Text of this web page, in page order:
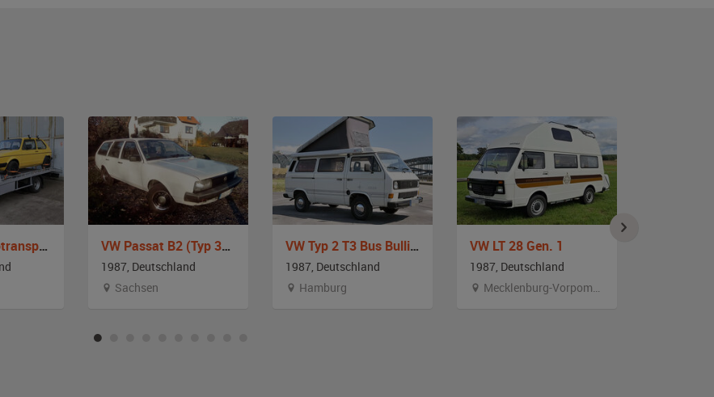
VW LT 45 Autotransporter VW Passat B2 (Typ 32b)
1987, Deutschland
Sachsen
VW Typ 2 T3 Bus Bulli Westfalia Joker
1987, Deutschland
Hamburg
VW LT 28 Gen. 1
1987, Deutschland
Mecklenburg-Vorpommern